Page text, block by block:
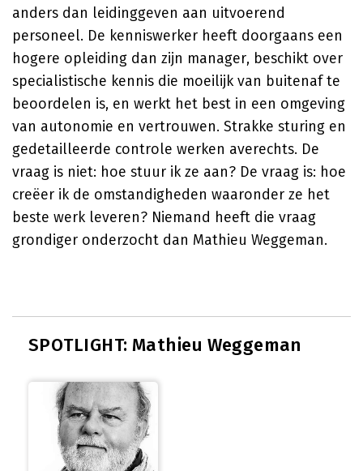
anders dan leidinggeven aan uitvoerend
personeel. De kenniswerker heeft doorgaans een
hogere opleiding dan zijn manager, beschikt over
specialistische kennis die moeilijk van buitenaf te
beoordelen is, en werkt het best in een omgeving
van autonomie en vertrouwen. Strakke sturing en
gedetailleerde controle werken averechts. De
vraag is niet: hoe stuur ik ze aan? De vraag is: hoe
creëer ik de omstandigheden waaronder ze het
beste werk leveren? Niemand heeft die vraag
grondiger onderzocht dan Mathieu Weggeman.
SPOTLIGHT: Mathieu Weggeman